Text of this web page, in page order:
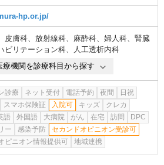
hp.or.jp/
皮膚科、 放射線科、 麻酔科、 婦人科、 腎臓
ビリテーション科、
人工透析内科
療機関を診療科目から探す
診療 ネット受付 電話予約 夜間
日祝
スマホ保険証 入院可 キッズ
クレカ
語 外国語 大病院 がん 在宅 訪問
DPC
ー
感染予防
セカンドオピニオン受診可
ピニオン情報提供可
地域連携